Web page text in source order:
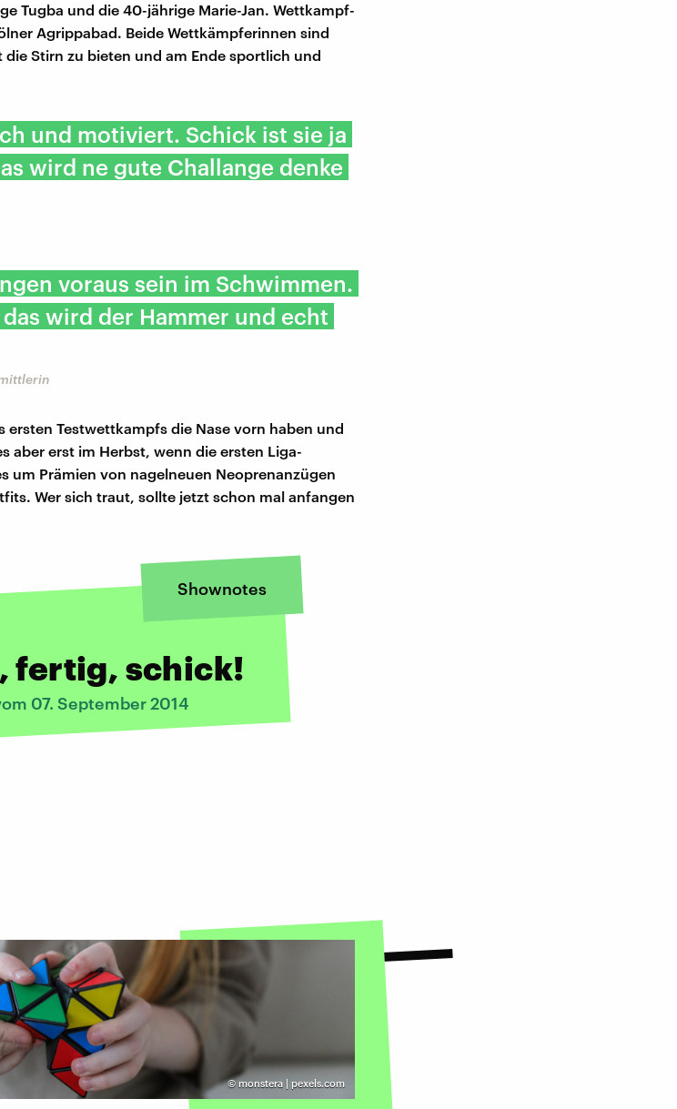
Tugba und die 40-jährige Marie-Jan. Wettkampf-
Agrippabad. Beide Wettkämpferinnen sind
Stirn zu bieten und am Ende sportlich und
und motiviert. Schick ist sie ja
wird ne gute Challange denke
voraus sein im Schwimmen.
wird der Hammer und echt
ersten Testwettkampfs die Nase vorn haben und
aber erst im Herbst, wenn die ersten Liga-
um Prämien von nagelneuen Neoprenanzügen
Wer sich traut, sollte jetzt schon mal anfangen
Shownotes
fertig, schick!
07. September 2014
©monstera | pexels.com